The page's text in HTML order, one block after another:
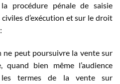
procédure pénale de saisie
d’exécution et sur le droit
ne peut poursuivre la vente sur
quand bien même l’audience
les termes de la vente sur